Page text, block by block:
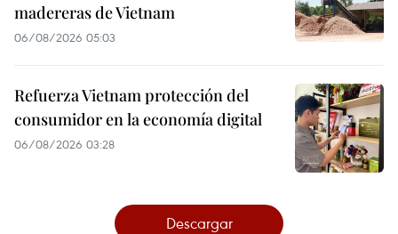
madereras de Vietnam
06/08/2026 05:03
Refuerza Vietnam protección del
consumidor en la economía digital
06/08/2026 03:28
Descargar